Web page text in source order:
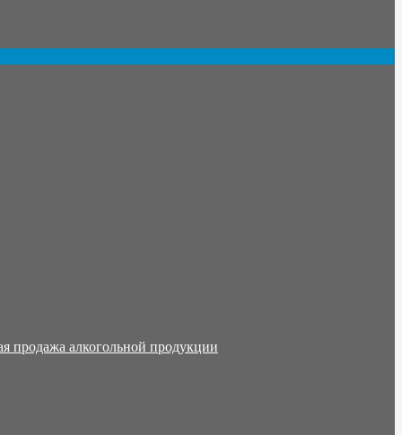
продажа алкогольной продукции